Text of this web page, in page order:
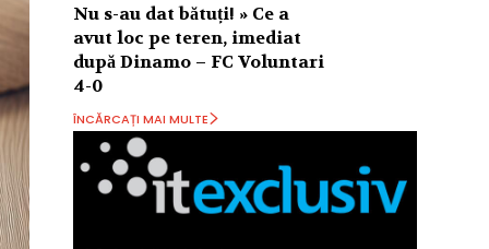
Nu s-au dat bătuți! » Ce a
avut loc pe teren, imediat
după Dinamo – FC Voluntari
4-0
ÎNCĂRCAȚI MAI MULTE